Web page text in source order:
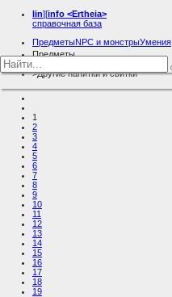
lin][info <Ertheia>
справочная база
ПредметыNPC и монстрыУмения
Предметы
Другие напитки и свитки
1
2
3
4
5
6
7
8
9
10
11
12
13
14
15
16
17
18
19